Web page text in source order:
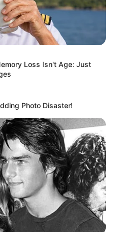
Loss Isn't Age: Just
Photo Disaster!